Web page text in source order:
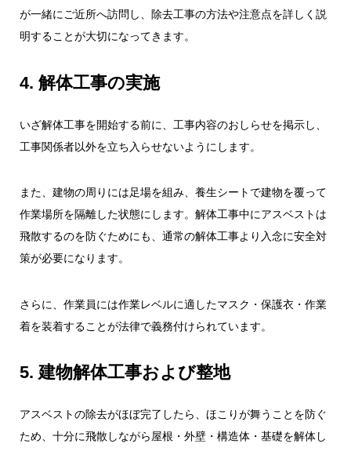
が一緒にご近所へ訪問し、除去工事の方法や注意点を詳しく説
明することが大切になってきます。
4. 解体工事の実施
いざ解体工事を開始する前に、工事内容のおしらせを掲示し、
工事関係者以外を立ち入らせないようにします。
また、建物の周りには足場を組み、養生シートで建物を覆って
作業場所を隔離した状態にします。解体工事中にアスベストは
飛散するのを防ぐためにも、通常の解体工事より入念に安全対
策が必要になります。
さらに、作業員には作業レベルに適したマスク・保護衣・作業
着を装着することが法律で義務付けられています。
5. 建物解体工事および整地
アスベストの除去がほぼ完了したら、ほこりが舞うことを防ぐ
ため、十分に飛散しながら屋根・外壁・構造体・基礎を解体し